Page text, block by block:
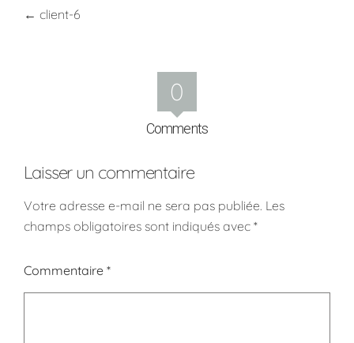
← client-6
0
Comments
Laisser un commentaire
Votre adresse e-mail ne sera pas publiée. Les
champs obligatoires sont indiqués avec *
Commentaire *